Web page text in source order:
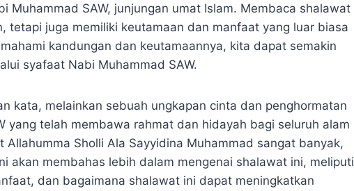
Muhammad SAW, junjungan umat Islam. Membaca shalawat
tetapi juga memiliki keutamaan dan manfaat yang luar biasa
kandungan dan keutamaannya, kita dapat semakin
syafaat Nabi Muhammad SAW.
kata, melainkan sebuah ungkapan cinta dan penghormatan
yang telah membawa rahmat dan hidayah bagi seluruh alam
Sholli Ala Sayyidina Muhammad sangat banyak,
akan membahas lebih dalam mengenai shalawat ini, meliputi
dan bagaimana shalawat ini dapat meningkatkan